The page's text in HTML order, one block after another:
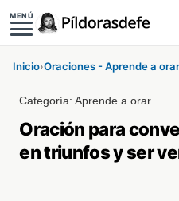
MENÚ
Inicio›Oraciones - Aprende a orar
Categoría:Aprende a orar
Oración para
en triunfos y ser